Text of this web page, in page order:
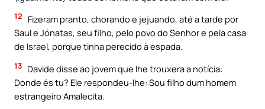
12
Fizeram pranto, chorando e jejuando, até a tarde por
Saul e Jónatas, seu filho, pelo povo do Senhor e pela casa
de Israel, porque tinha perecido à espada.
13 Davide disse ao jovem que lhe trouxera a notícia:
Donde és tu? Ele respondeu-lhe: Sou filho dum homem
estrangeiro Amalecita.